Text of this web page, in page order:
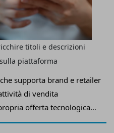
supporta brand e retailer
di vendita
offerta tecnologica
diintelligenza
titoli e descrizioni
piattaforma